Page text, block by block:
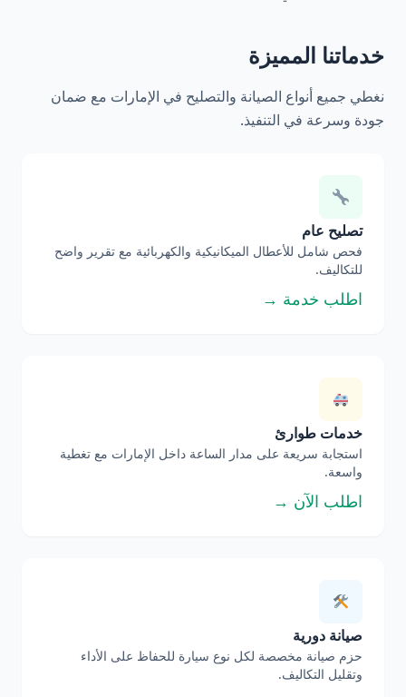
خدماتنا المميزة
نغطي جميع أنواع الصيانة والتصليح في الإمارات مع ضمان
جودة وسرعة في التنفيذ.
تصليح عام
فحص شامل للأعطال الميكانيكية والكهربائية مع تقرير واضح
للتكاليف.
اطلب خدمة →
خدمات طوارئ
استجابة سريعة على مدار الساعة داخل الإمارات مع تغطية
واسعة.
اطلب الآن →
صيانة دورية
حزم صيانة مخصصة لكل نوع سيارة للحفاظ على الأداء
وتقليل التكاليف.